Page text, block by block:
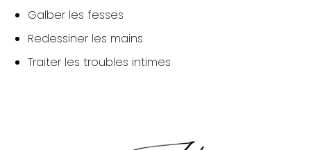
Galber les fesses
Redessiner les mains
Traiter les troubles intimes